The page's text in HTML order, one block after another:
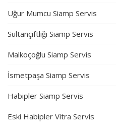
Uğur Mumcu Siamp Servis
Sultançiftliği Siamp Servis
Malkoçoğlu Siamp Servis
İsmetpaşa Siamp Servis
Habipler Siamp Servis
Eski Habipler Vitra Servis